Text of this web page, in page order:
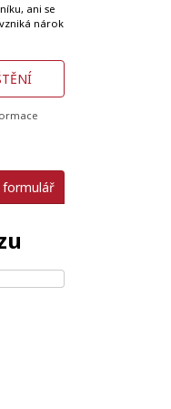
ani se
nárok